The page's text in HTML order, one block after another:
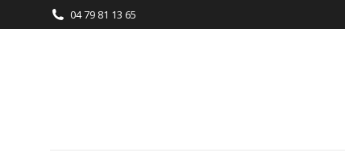
04 79 81 13 65